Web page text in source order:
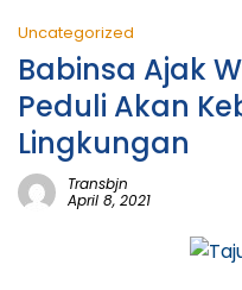
Uncategorized
Babinsa Ajak
Peduli Akan
Lingkungan
Transbjn
April 8, 2021